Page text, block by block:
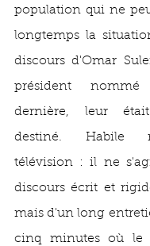
population qui ne
longtemps la
discours d'Omar
président
dernière, leur
destiné. Habile
télévision : il ne
discours écrit et
mais d'un long
cinq minutes où le